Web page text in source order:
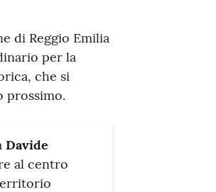
di Reggio Emilia
per la
che si
prossimo.
Davide
al centro